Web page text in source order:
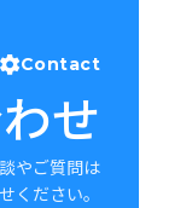
Contact
せ
やご質問は
ください。